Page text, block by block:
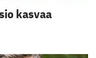
kasvaa